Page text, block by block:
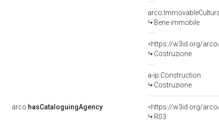
Bene immobile
<https://w3id.org/
Costruzione
a-ip:Construction
Costruzione
arco:hasCataloguingAgency
<https://w3id.org/
R03